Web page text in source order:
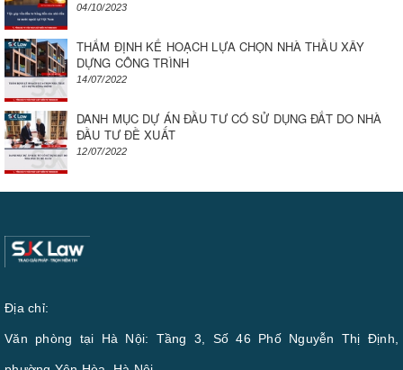
04/10/2023
THẨM ĐỊNH KẾ HOẠCH LỰA CHỌN NHÀ THẦU XÂY
DỰNG CÔNG TRÌNH
14/07/2022
DANH MỤC DỰ ÁN ĐẦU TƯ CÓ SỬ DỤNG ĐẤT DO NHÀ
ĐẦU TƯ ĐỀ XUẤT
12/07/2022
Địa chỉ:
Văn phòng tại Hà Nội: Tầng 3, Số 46 Phố Nguyễn Thị Định,